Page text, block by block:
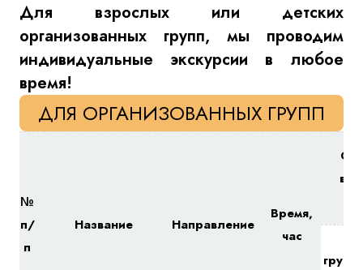
Для взрослых или детских
организованных групп, мы проводим
индивидуальные экскурсии в любое
время!
ДЛЯ ОРГАНИЗОВАННЫХ ГРУПП
№
п/
п
Название Направление
Время,
час